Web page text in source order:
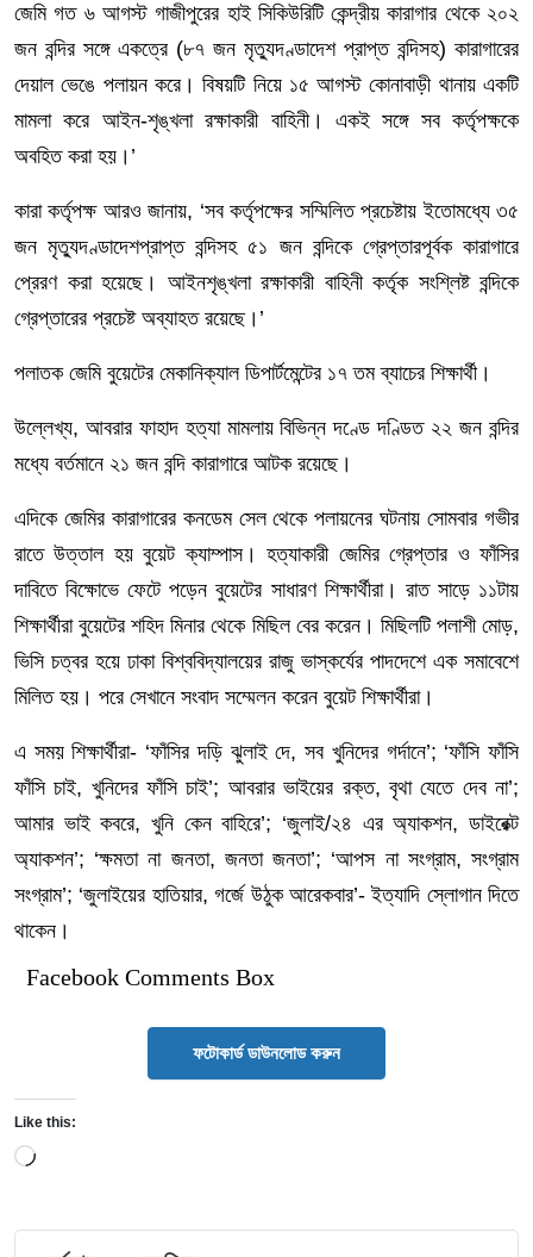
জেমি গত ৬ আগস্ট গাজীপুরের হাই সিকিউরিটি কেন্দ্রীয় কারাগার থেকে ২০২
জন বন্দির সঙ্গে একত্রে (৮৭ জন মৃত্যুদণ্ডাদেশ প্রাপ্ত বন্দিসহ) কারাগারের
দেয়াল ভেঙে পলায়ন করে। বিষয়টি নিয়ে ১৫ আগস্ট কোনাবাড়ী থানায় একটি
মামলা করে আইন-শৃঙ্খলা রক্ষাকারী বাহিনী। একই সঙ্গে সব কর্তৃপক্ষকে
অবহিত করা হয়।’
কারা কর্তৃপক্ষ আরও জানায়, ‘সব কর্তৃপক্ষের সম্মিলিত প্রচেষ্টায় ইতোমধ্যে ৩৫
জন মৃত্যুদণ্ডাদেশপ্রাপ্ত বন্দিসহ ৫১ জন বন্দিকে গ্রেপ্তারপূর্বক কারাগারে
প্রেরণ করা হয়েছে। আইনশৃঙ্খলা রক্ষাকারী বাহিনী কর্তৃক সংশ্লিষ্ট বন্দিকে
গ্রেপ্তারের প্রচেষ্ট অব্যাহত রয়েছে।’
পলাতক জেমি বুয়েটের মেকানিক্যাল ডিপার্টমেন্টের ১৭ তম ব্যাচের শিক্ষার্থী।
উল্লেখ্য, আবরার ফাহাদ হত্যা মামলায় বিভিন্ন দণ্ডে দণ্ডিত ২২ জন বন্দির
মধ্যে বর্তমানে ২১ জন বন্দি কারাগারে আটক রয়েছে।
এদিকে জেমির কারাগারের কনডেম সেল থেকে পলায়নের ঘটনায় সোমবার গভীর
রাতে উত্তাল হয় বুয়েট ক্যাম্পাস। হত্যাকারী জেমির গ্রেপ্তার ও ফাঁসির
দাবিতে বিক্ষোভে ফেটে পড়েন বুয়েটের সাধারণ শিক্ষার্থীরা। রাত সাড়ে ১১টায়
শিক্ষার্থীরা বুয়েটের শহিদ মিনার থেকে মিছিল বের করেন। মিছিলটি পলাশী মোড়,
ভিসি চত্বর হয়ে ঢাকা বিশ্ববিদ্যালয়ের রাজু ভাস্কর্যের পাদদেশে এক সমাবেশে
মিলিত হয়। পরে সেখানে সংবাদ সম্মেলন করেন বুয়েট শিক্ষার্থীরা।
এ সময় শিক্ষার্থীরা- ‘ফাঁসির দড়ি ঝুলাই দে, সব খুনিদের গর্দানে’; ‘ফাঁসি ফাঁসি
ফাঁসি চাই, খুনিদের ফাঁসি চাই’; আবরার ভাইয়ের রক্ত, বৃথা যেতে দেব না’;
আমার ভাই কবরে, খুনি কেন বাহিরে’; ‘জুলাই/২৪ এর অ্যাকশন, ডাইরেক্ট
অ্যাকশন’; ‘ক্ষমতা না জনতা, জনতা জনতা’; ‘আপস না সংগ্রাম, সংগ্রাম
সংগ্রাম’; ‘জুলাইয়ের হাতিয়ার, গর্জে উঠুক আরেকবার’- ইত্যাদি স্লোগান দিতে
থাকেন।
Facebook Comments Box
ফটোকার্ড ডাউনলোড করুন
Like this:
Loading…